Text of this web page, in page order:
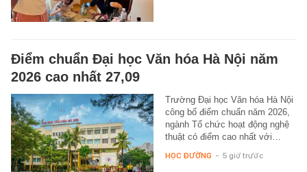
Điểm chuẩn Đại học Văn hóa Hà Nội năm
2026 cao nhất 27,09
Trường Đại học Văn hóa Hà Nội
công bố điểm chuẩn năm 2026,
ngành Tổ chức hoạt động nghệ
thuật có điểm cao nhất với…
HỌC ĐƯỜNG - 5 giờ trước